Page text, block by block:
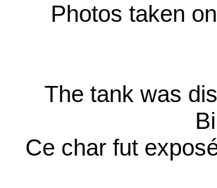
Photos taken
The tank was
Ce char fut